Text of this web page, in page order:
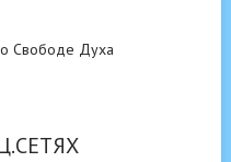
Свободе Духа